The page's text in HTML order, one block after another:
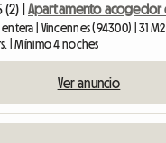
(2) |
entera | Vincennes (94300) | 31 M2
| Mínimo 4 noches
Ver anuncio